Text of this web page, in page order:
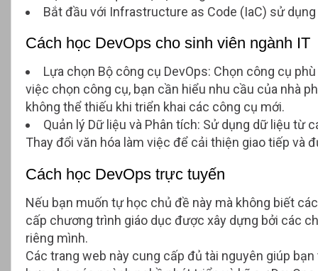
Bắt đầu với Infrastructure as Code (IaC) sử
Cách học DevOps cho sinh viên ngành IT
Lựa chọn Bộ công cụ DevOps: Chọn công cụ
việc chọn công cụ, bạn cần hiểu nhu cầu của nhà
không thể thiếu khi triển khai các công cụ mới.
Quản lý Dữ liệu và Phân tích: Sử dụng dữ liệu từ
Thay đổi văn hóa làm việc để cải thiện giao tiếp và
Cách học DevOps trực tuyến
Nếu bạn muốn tự học chủ đề này mà không biết
cấp chương trình giáo dục được xây dựng bởi các
riêng mình.
Các trang web này cung cấp đủ tài nguyên giúp